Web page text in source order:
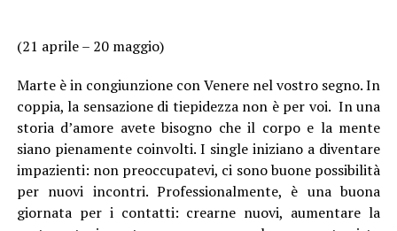
(21 aprile – 20 maggio)
Marte è in congiunzione con Venere nel vostro segno. In
coppia, la sensazione di tiepidezza non è per voi. In una
storia d’amore avete bisogno che il corpo e la mente
siano pienamente coinvolti. I single iniziano a diventare
impazienti: non preoccupatevi, ci sono buone possibilità
per nuovi incontri. Professionalmente, è una buona
giornata per i contatti: crearne nuovi, aumentare la